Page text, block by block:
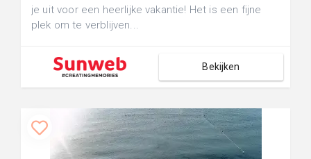
je uit voor een heerlijke vakantie! Het is een fijne
plek om te verblijven...
Bekijken